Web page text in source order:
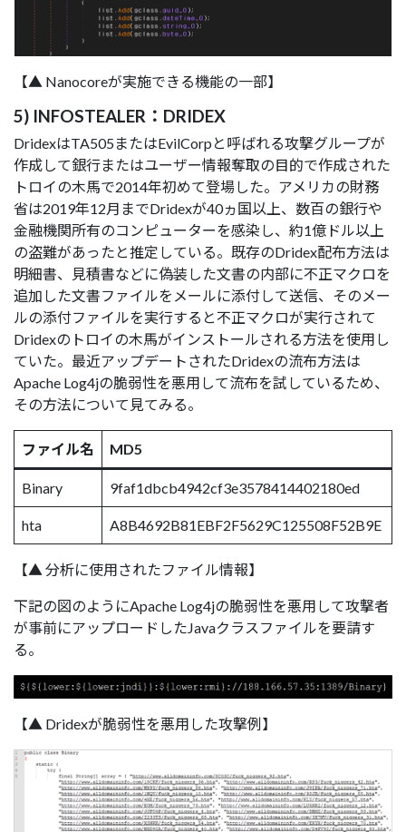
【▲ Nanocoreが実施できる機能の一部】
5) INFOSTEALER：DRIDEX
DridexはTA505またはEvilCorpと呼ばれる攻撃グループが
作成して銀行またはユーザー情報奪取の目的で作成された
トロイの木馬で2014年初めて登場した。アメリカの財務
省は2019年12月までDridexが40ヵ国以上、数百の銀行や
金融機関所有のコンピューターを感染し、約1億ドル以上
の盗難があったと推定している。既存のDridex配布方法は
明細書、見積書などに偽装した文書の内部に不正マクロを
追加した文書ファイルをメールに添付して送信、そのメー
ルの添付ファイルを実行すると不正マクロが実行されて
Dridexのトロイの木馬がインストールされる方法を使用し
ていた。最近アップデートされたDridexの流布方法は
Apache Log4jの脆弱性を悪用して流布を試しているため、
その方法について見てみる。
ファイル名 MD5
Binary 9faf1dbcb4942cf3e3578414402180ed
hta A8B4692B81EBF2F5629C125508F52B9E
【▲ 分析に使用されたファイル情報】
下記の図のようにApache Log4jの脆弱性を悪用して攻撃者
が事前にアップロードしたJavaクラスファイルを要請す
る。
【▲ Dridexが脆弱性を悪用した攻撃例】